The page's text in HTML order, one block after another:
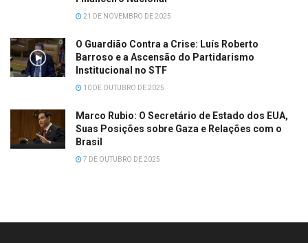
21 DE NOVEMBRO DE 2025
O Guardião Contra a Crise: Luís Roberto
Barroso e a Ascensão do Partidarismo
Institucional no STF
10 DE OUTUBRO DE 2025
Marco Rubio: O Secretário de Estado dos EUA,
Suas Posições sobre Gaza e Relações com o
Brasil
7 DE OUTUBRO DE 2025